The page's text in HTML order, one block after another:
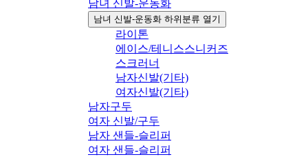
남녀 신발-운동화
남녀 신발-운동화 하위분류 열기
라이톤
에이스/테니스스니커즈
스크러너
남자신발(기타)
여자신발(기타)
남자구두
여자 신발/구두
남자 샌들-슬리퍼
여자 샌들-슬리퍼